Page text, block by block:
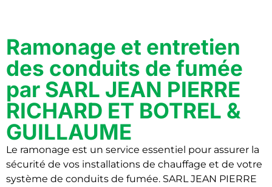
Ramonage et entretien
des conduits de fumée
par SARL JEAN PIERRE
RICHARD ET BOTREL &
GUILLAUME
Le ramonage est un service essentiel pour assurer la
sécurité de vos installations de chauffage et de votre
système de conduits de fumée. SARL JEAN PIERRE